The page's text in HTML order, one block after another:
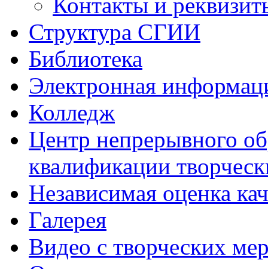
Контакты и
Структура СГИИ
Библиотека
Электронная
Колледж
Центр непрерывного
квалификации
Независимая оценка
Галерея
Видео с творческих